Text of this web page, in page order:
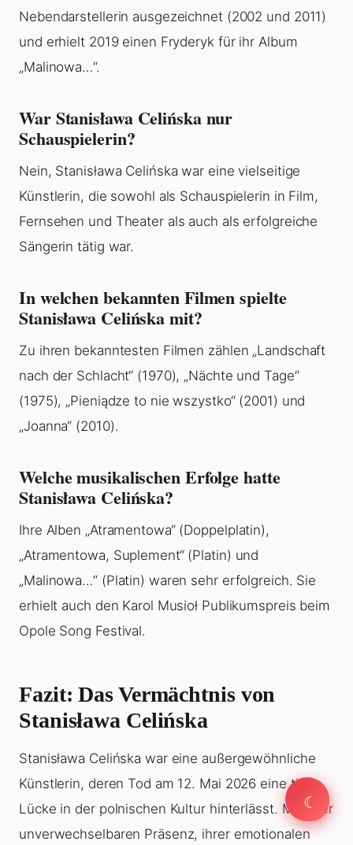
Nebendarstellerin ausgezeichnet (2002 und 2011)
und erhielt 2019 einen Fryderyk für ihr Album
„Malinowa…“.
War Stanisława Celińska nur
Schauspielerin?
Nein, Stanisława Celińska war eine vielseitige
Künstlerin, die sowohl als Schauspielerin in Film,
Fernsehen und Theater als auch als erfolgreiche
Sängerin tätig war.
In welchen bekannten Filmen spielte
Stanisława Celińska mit?
Zu ihren bekanntesten Filmen zählen „Landschaft
nach der Schlacht“ (1970), „Nächte und Tage“
(1975), „Pieniądze to nie wszystko“ (2001) und
„Joanna“ (2010).
Welche musikalischen Erfolge hatte
Stanisława Celińska?
Ihre Alben „Atramentowa“ (Doppelplatin),
„Atramentowa, Suplement“ (Platin) und
„Malinowa…“ (Platin) waren sehr erfolgreich. Sie
erhielt auch den Karol Musioł Publikumspreis beim
Opole Song Festival.
Fazit: Das Vermächtnis von
Stanisława Celińska
Stanisława Celińska war eine außergewöhnliche
Künstlerin, deren Tod am 12. Mai 2026 eine tiefe
Lücke in der polnischen Kultur hinterlässt. Mit ihrer
unverwechselbaren Präsenz, ihrer emotionalen
☾
☾